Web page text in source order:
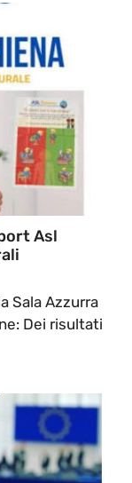
Asl
Sala Azzurra
Dei risultati